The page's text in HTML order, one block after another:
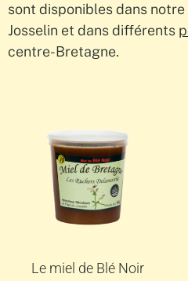
sont disponibles dans
Josselin et dans différents
centre-Bretagne.
Le miel de Blé Noir